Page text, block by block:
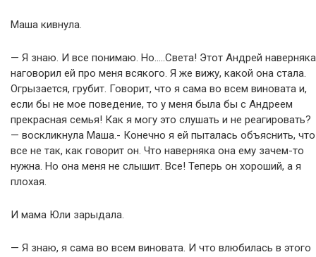
Маша кивнула.
— Я знаю. И все понимаю. Но…..Света! Этот Андрей наверняка
наговорил ей про меня всякого. Я же вижу, какой она стала.
Огрызается, грубит. Говорит, что я сама во всем виновата и,
если бы не мое поведение, то у меня была бы с Андреем
прекрасная семья! Как я могу это слушать и не реагировать?
— воскликнула Маша.- Конечно я ей пыталась объяснить, что
все не так, как говорит он. Что наверняка она ему зачем-то
нужна. Но она меня не слышит. Все! Теперь он хороший, а я
плохая.
И мама Юли зарыдала.
— Я знаю, я сама во всем виновата. И что влюбилась в этого